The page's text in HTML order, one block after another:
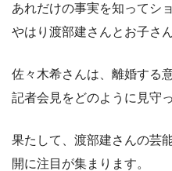
あれだけの事実を知ってシ
やはり渡部建さんとお子さ
佐々木希さんは、離婚する
記者会見をどのように見守
果たして、渡部建さんの芸
開に注目が集まります。